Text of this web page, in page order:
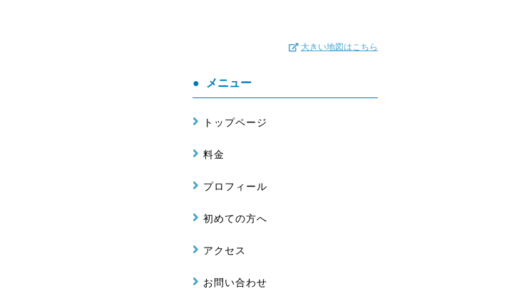
大きい地図はこちら
メニュー
トップページ
料金
プロフィール
初めての方へ
アクセス
お問い合わせ